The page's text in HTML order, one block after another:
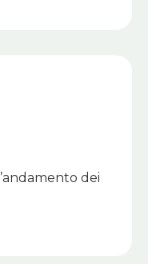
l’andamento dei